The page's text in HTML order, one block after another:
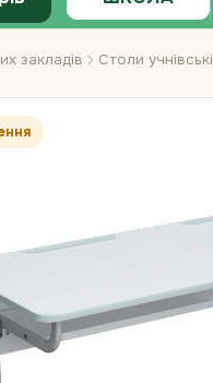
закладів Столи учнівські